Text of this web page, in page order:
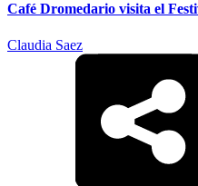
Café Dromedario visita el
Claudia Saez